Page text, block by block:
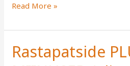
Read More »
Rastapatside
Rastapatside
PLUSSID